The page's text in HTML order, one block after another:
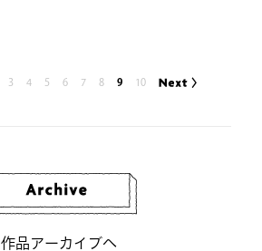
3 4 5 6 7 8 9 10
作品アーカイブへ